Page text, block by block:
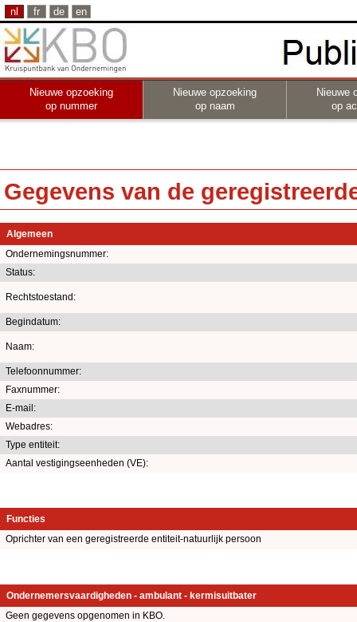
nl fr de en
Nieuwe opzoeking
op nummer
Nieuwe opzoeking
op naam
Nieuwe
op
Gegevens van de
Algemeen
Ondernemingsnummer:
Status:
Rechtstoestand:
Begindatum:
Naam:
Telefoonnummer:
Faxnummer:
E-mail:
Webadres:
Type entiteit:
Aantal vestigingseenheden (VE):
Functies
Oprichter van een geregistreerde entiteit-natuurlijk persoon
Ondernemersvaardigheden - ambulant - kermisuitbater
Geen gegevens opgenomen in KBO.